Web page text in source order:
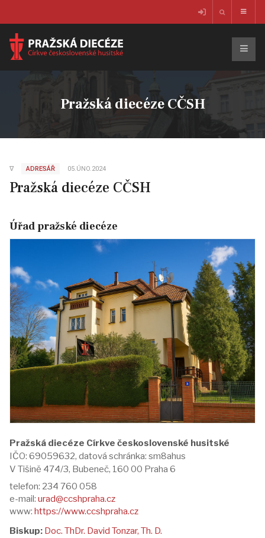
Pražská diecéze CČSH
∇ ADRESÁŘ 05.ÚNO.2024
Pražská diecéze CČSH
Úřad pražské diecéze
Pražská diecéze Církve československé husitské
IČO: 69059632, datová schránka: sm8ahus
V Tišině 474/3, Bubeneč, 160 00 Praha 6
telefon: 234 760 058
e-mail: urad@ccshpraha.cz
www: https://www.ccshpraha.cz
Biskup: Doc. ThDr. David Tonzar, Th. D.